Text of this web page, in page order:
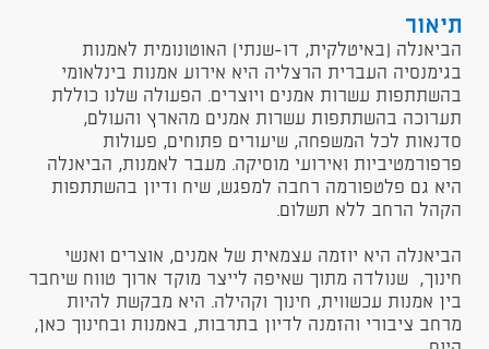
תיאור
​הביאנלה (באיטלקית, דו-שנתי) האוטונומית לאמנות
בגימנסיה העברית הרצליה היא אירוע אמנות בינלאומי
בהשתתפות עשרות אמנים ויוצרים. הפעולה שלנו כוללת
תערוכה בהשתתפות עשרות אמנים מהארץ והעולם,
סדנאות לכל המשפחה, שיעורים פתוחים, פעולות
פרפורמטיביות ואירועי מוסיקה. מעבר לאמנות, הביאנלה
היא גם פלטפורמה רחבה למפגש, שיח ודיון בהשתתפות
הקהל הרחב ללא תשלום.
הביאנלה היא יוזמה עצמאית של אמנים, אוצרים ואנשי
חינוך, שנולדה מתוך שאיפה לייצר מוקד ארוך טווח שיחבר
בין אמנות עכשווית, חינוך וקהילה. היא מבקשת להיות
מרחב ציבורי והזמנה לדיון בתרבות, באמנות ובחינוך כאן,